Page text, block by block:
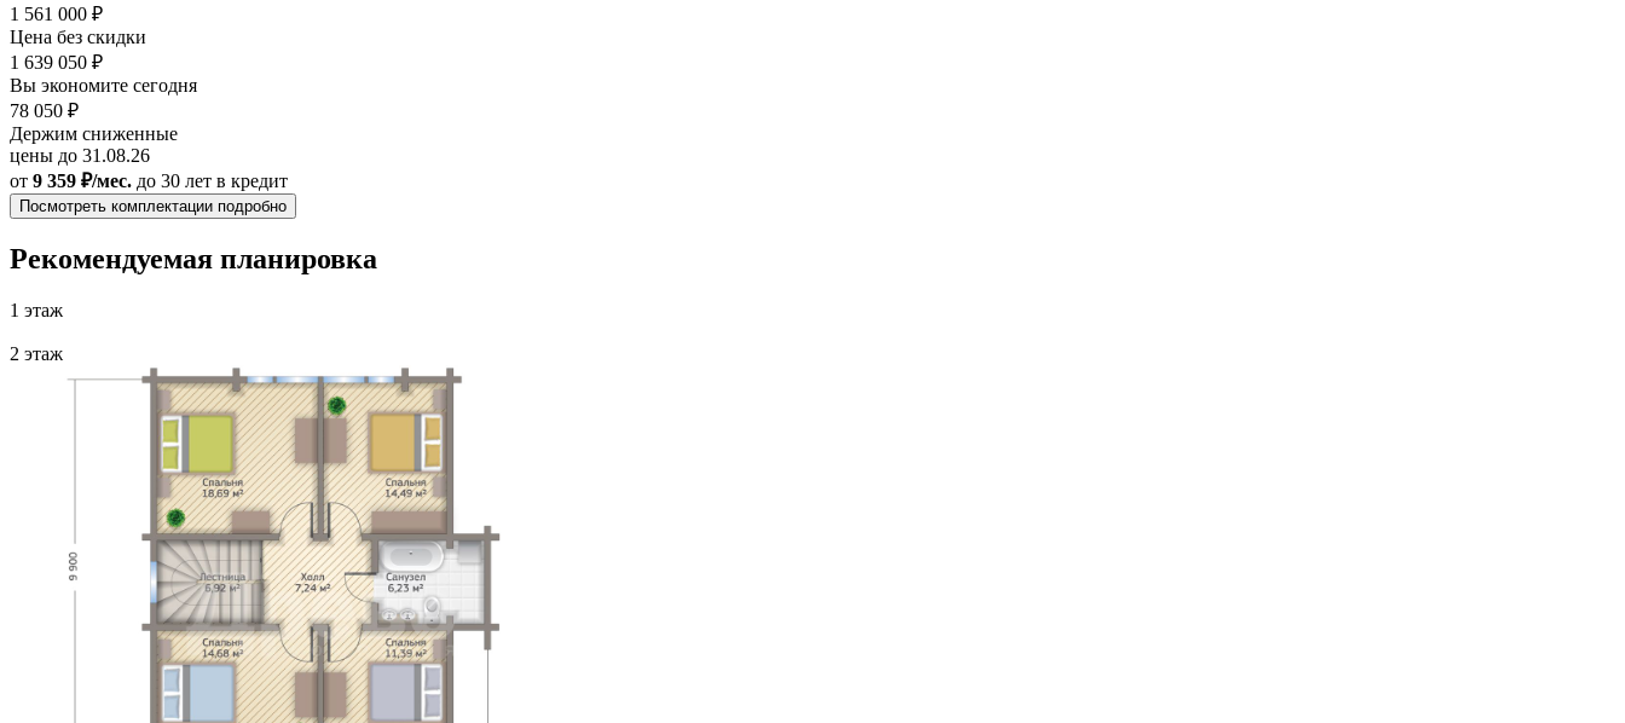
1 561 000 ₽
Цена без скидки
1 639 050 ₽
Вы экономите сегодня
78 050 ₽
Держим сниженные
цены до 31.08.26
от 9 359 ₽/мес. до 30 лет в кредит
Посмотреть комплектации подробно
Рекомендуемая планировка
1 этаж
2 этаж